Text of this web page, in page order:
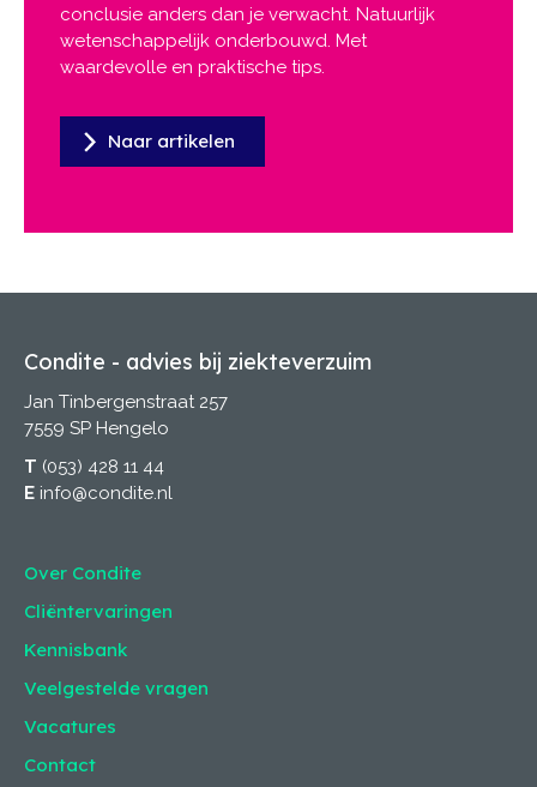
conclusie anders dan je verwacht. Natuurlijk
wetenschappelijk onderbouwd. Met
waardevolle en praktische tips.
Naar artikelen
Condite - advies bij ziekteverzuim
Jan Tinbergenstraat 257
7559 SP Hengelo
T (053) 428 11 44
E info@condite.nl
Over Condite
Cliëntervaringen
Kennisbank
Veelgestelde vragen
Vacatures
Contact